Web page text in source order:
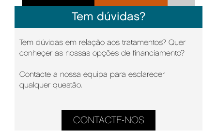
Tem dúvidas?
Tem dúvidas em relação aos tratamentos? Quer
conheçer as nossas opções de financiamento?
Contacte a nossa equipa para esclarecer
qualquer questão.
CONTACTE-NOS